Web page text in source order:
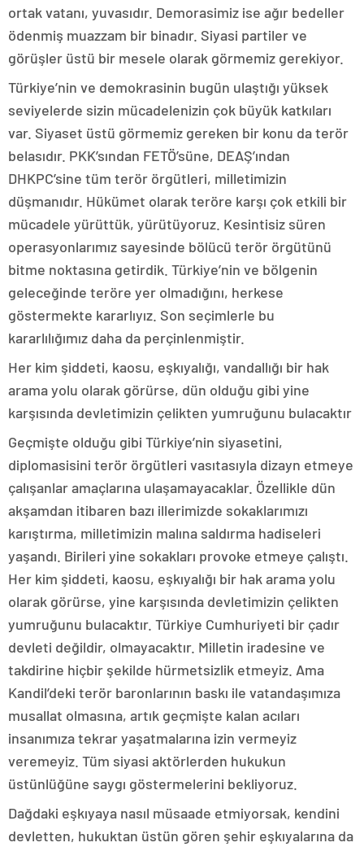
ortak vatanı, yuvasıdır. Demorasimiz ise ağır bedeller
ödenmiş muazzam bir binadır. Siyasi partiler ve
görüşler üstü bir mesele olarak görmemiz gerekiyor.
Türkiye’nin ve demokrasinin bugün ulaştığı yüksek
seviyelerde sizin mücadelenizin çok büyük katkıları
var. Siyaset üstü görmemiz gereken bir konu da terör
belasıdır. PKK’sından FETÖ’süne, DEAŞ’ından
DHKPC’sine tüm terör örgütleri, milletimizin
düşmanıdır. Hükümet olarak teröre karşı çok etkili bir
mücadele yürüttük, yürütüyoruz. Kesintisiz süren
operasyonlarımız sayesinde bölücü terör örgütünü
bitme noktasına getirdik. Türkiye’nin ve bölgenin
geleceğinde teröre yer olmadığını, herkese
göstermekte kararlıyız. Son seçimlerle bu
kararlılığımız daha da perçinlenmiştir.
Her kim şiddeti, kaosu, eşkıyalığı, vandallığı bir hak
arama yolu olarak görürse, dün olduğu gibi yine
karşısında devletimizin çelikten yumruğunu bulacaktır
Geçmişte olduğu gibi Türkiye’nin siyasetini,
diplomasisini terör örgütleri vasıtasıyla dizayn etmeye
çalışanlar amaçlarına ulaşamayacaklar. Özellikle dün
akşamdan itibaren bazı illerimizde sokaklarımızı
karıştırma, milletimizin malına saldırma hadiseleri
yaşandı. Birileri yine sokakları provoke etmeye çalıştı.
Her kim şiddeti, kaosu, eşkıyalığı bir hak arama yolu
olarak görürse, yine karşısında devletimizin çelikten
yumruğunu bulacaktır. Türkiye Cumhuriyeti bir çadır
devleti değildir, olmayacaktır. Milletin iradesine ve
takdirine hiçbir şekilde hürmetsizlik etmeyiz. Ama
Kandil’deki terör baronlarının baskı ile vatandaşımıza
musallat olmasına, artık geçmişte kalan acıları
insanımıza tekrar yaşatmalarına izin vermeyiz
veremeyiz. Tüm siyasi aktörlerden hukukun
üstünlüğüne saygı göstermelerini bekliyoruz.
Dağdaki eşkıyaya nasıl müsaade etmiyorsak, kendini
devletten, hukuktan üstün gören şehir eşkıyalarına da